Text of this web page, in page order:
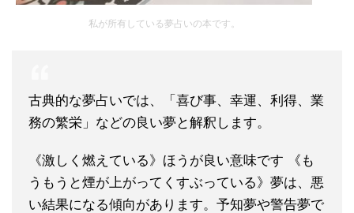
私が所有している夢占いの本です。
古典的な夢占いでは、「喜び事、幸運、利得、業
務の繁栄」などの良い夢と解釈します。
《激しく燃えている》ほうが良い意味です 《も
うもうと煙が上がってくすぶっている》夢は、悪
い結果になる傾向があります。予知夢や警告夢で